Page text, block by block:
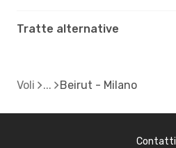
Tratte alternative
Voli Beirut - Milano
Contatti